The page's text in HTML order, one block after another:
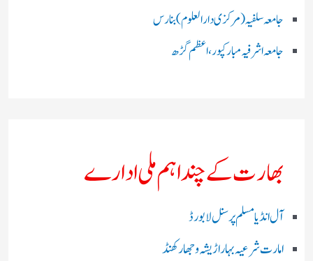
جامعہ سلفیہ(مرکزی دارالعلوم )بنارس
جامعہ اشرفیہ مبارکپور،اعظم گڑھ
بھارت کے چند اہم ملی ادارے
آل انڈیا مسلم پرسنل لا بورڈ
امارت شرعیہ بہار اڑیشہ و جھارکھنڈ